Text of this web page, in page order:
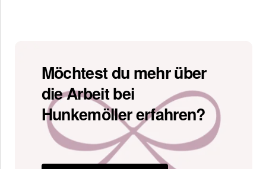
Möchtest du mehr über
die Arbeit bei
Hunkemöller erfahren?